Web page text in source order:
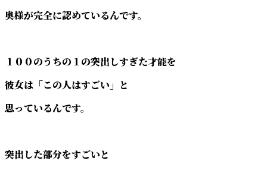
奥様が完全に認めているんです。
１００のうちの１の突出しすぎた才能を
彼女は「この人はすごい」と
思っているんです。
突出した部分をすごいと